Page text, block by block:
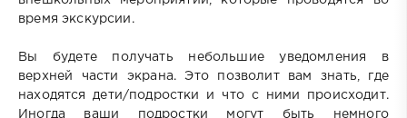
время экскурсии.
Вы будете получать небольшие уведомления в
верхней части экрана. Это позволит вам знать, где
находятся дети/подростки и что с ними происходит.
Иногда ваши подростки могут быть немного